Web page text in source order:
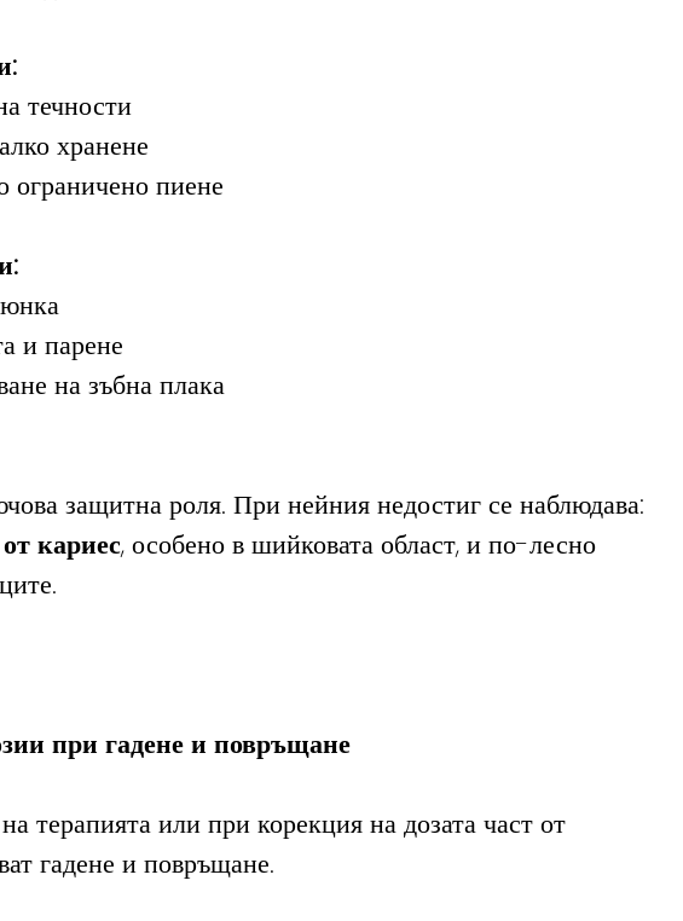
течности
хранене
ограничено пиене
и парене
на зъбна плака
защитна роля. При нейния недостиг се наблюдава:
кариес, особено в шийковата област, и по-лесно
при гадене и повръщане
терапията или при корекция на дозата част от
гадене и повръщане.